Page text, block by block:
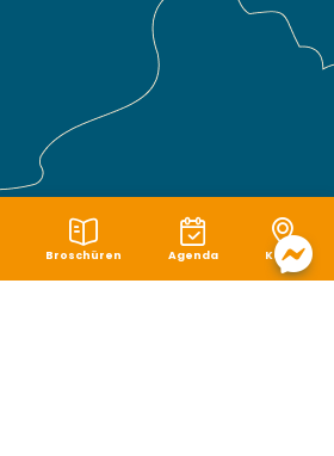
Broschüren Agenda Karte